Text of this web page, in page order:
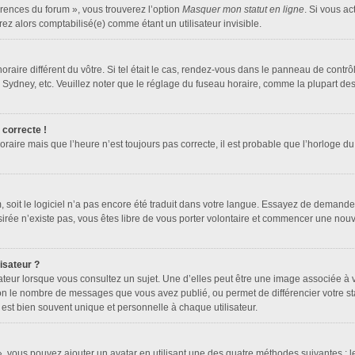
du forum », vous trouverez l’option Masquer mon statut en ligne. Si vous
alors comptabilisé(e) comme étant un utilisateur invisible.
différent du vôtre. Si tel était le cas, rendez-vous dans le panneau de
etc. Veuillez noter que le réglage du fuseau horaire, comme la plupart
correcte !
mais que l’heure n’est toujours pas correcte, il est probable que l’horloge
soit le logiciel n’a pas encore été traduit dans votre langue. Essayez de
n’existe pas, vous êtes libre de vous porter volontaire et commencer une
?
lorsque vous consultez un sujet. Une d’elles peut être une image associée
le nombre de messages que vous avez publié, ou permet de différencier votre
bien souvent unique et personnelle à chaque utilisateur.